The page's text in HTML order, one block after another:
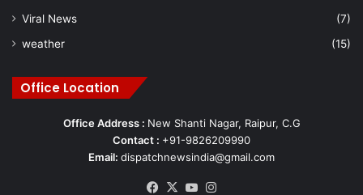
Viral News
(7)
weather
(15)
Office Location
Office Address : New Shanti Nagar, Raipur, C.G
Contact : +91-9826209990
Email: dispatchnewsindia@gmail.com
Facebook
X YouTube